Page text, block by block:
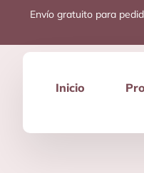
Envío gratuito para
Inicio